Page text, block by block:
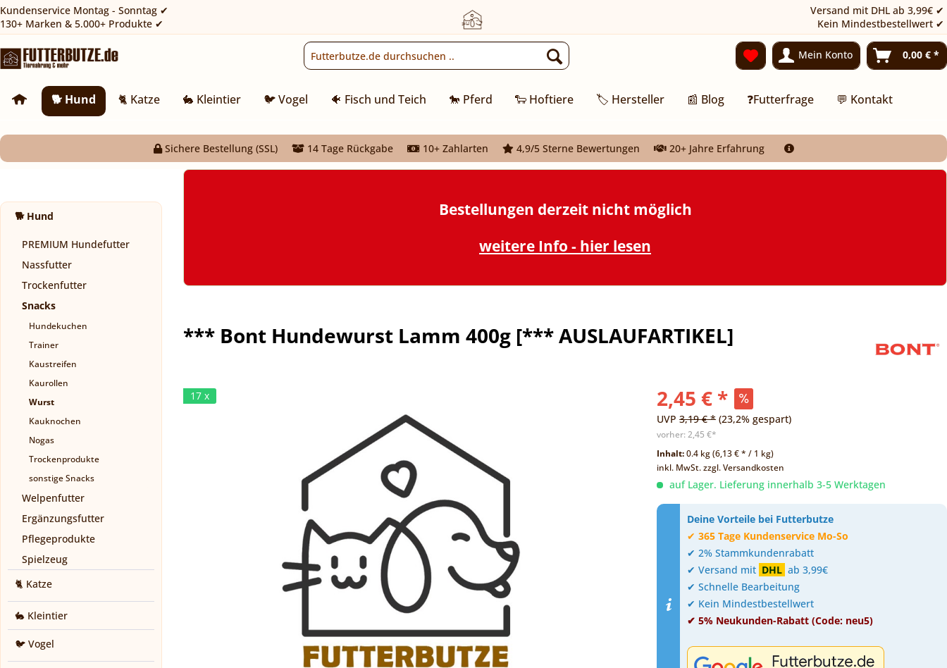
Kundenservice Montag - Sonntag ✔
130+ Marken & 5.000+ Produkte ✔
Versand mit DHL ab 3,99€ ✔
Kein Mindestbestellwert ✔
Mein Konto 0,00 € *
🐕 Hund 🐈 Katze 🐇 Kleintier 🐦 Vogel 🐠 Fisch und Teich 🐎 Pferd 🐑 Hoftiere 🏷️ Hersteller 📰 Blog ❓Futterfrage 💬 Kontakt
Sichere Bestellung (SSL) 14 Tage Rückgabe 10+ Zahlarten 4,9/5 Sterne Bewertungen 20+ Jahre Erfahrung
🐕 Hund
PREMIUM Hundefutter
Nassfutter
Trockenfutter
Snacks
Hundekuchen
Trainer
Kaustreifen
Kaurollen
Wurst
Kauknochen
Nogas
Trockenprodukte
sonstige Snacks
Welpenfutter
Ergänzungsfutter
Pflegeprodukte
Spielzeug
🐈 Katze
🐇 Kleintier
🐦 Vogel
Bestellungen derzeit nicht möglich
weitere Info - hier lesen
*** Bont Hundewurst Lamm 400g [*** AUSLAUFARTIKEL]
17 x 2,45 € *
UVP3,19 € * (23,2% gespart)
vorher:2,45 €*
Inhalt:0.4 kg (6,13 € * / 1 kg)
inkl. MwSt.zzgl. Versandkosten
auf Lager. Lieferung innerhalb 3-5 Werktagen
Deine Vorteile bei Futterbutze
✔365 Tage Kundenservice Mo-So
✔ 2% Stammkundenrabatt
✔ Versand mit DHL ab 3,99€
✔ Schnelle Bearbeitung
✔ Kein Mindestbestellwert
✔ 5% Neukunden-Rabatt (Code: neu5)